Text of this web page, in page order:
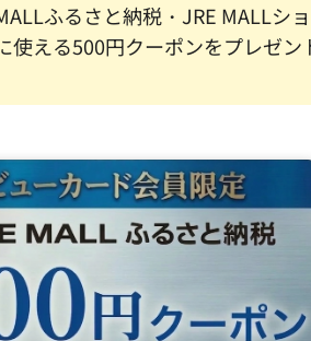
ふるさと納税・JRE MALLシ
使える500円クーポンをプレゼン